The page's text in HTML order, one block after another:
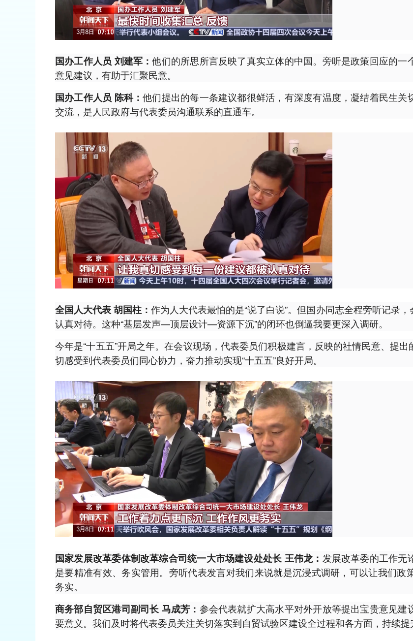
国办工作人员 刘建军：他们的所思所言反映了真实立体的中国。旁听是政策回应的
意见建议，有助于汇聚民意。
国办工作人员 陈科：他们提出的每一条建议都很鲜活，有深度有温度，凝结着民生
交流，是人民政府与代表委员沟通联系的直通车。
全国人大代表 胡国柱：作为人大代表最怕的是“说了白说”。但国办同志全程旁听记录
认真对待。这种“基层发声—顶层设计—资源下沉”的闭环也倒逼我要更深入调研。
今年是“十五五”开局之年。在会议现场，代表委员们积极建言，反映的社情民意、提
切感受到代表委员们同心协力，奋力推动实现“十五五”良好开局。
国家发展改革委体制改革综合司统一大市场建设处处长 王伟龙： 发展改革委的工作无
是要精准有效、务实管用。旁听代表发言对我们来说就是沉浸式调研，可以让我们
务实。
商务部自贸区港司副司长 马成芳： 参会代表就扩大高水平对外开放等提出宝贵意见
要意义。我们及时将代表委员关注关切落实到自贸试验区建设全过程和各方面，持续提